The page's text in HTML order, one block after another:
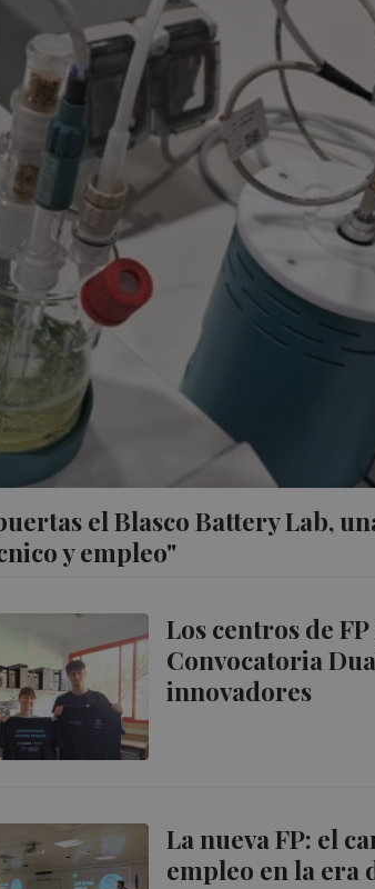
el Blasco Battery Lab,
y empleo"
Los centros de
Convocatoria
innovadores
La nueva FP: el
empleo en la era